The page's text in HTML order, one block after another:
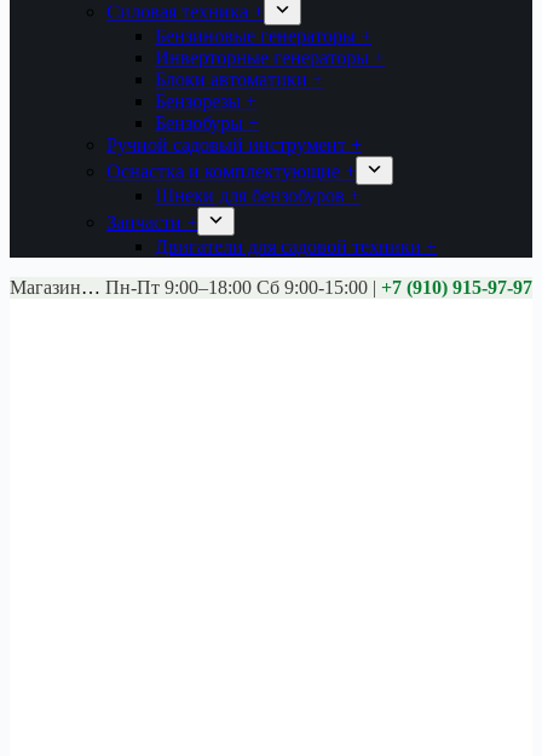
Силовая техника +
Бензиновые генераторы +
Инверторные генераторы +
Блоки автоматики +
Бензорезы +
Бензобуры +
Ручной садовый инструмент +
Оснастка и комплектующие +
Шнеки для бензобуров +
Запчасти +
Двигатели для садовой техники +
Магазины: Калуга ул. Московская д.113
Пн-Пт 9:00–18:00 Сб 9:00-15:00 | +7 (910) 915-97-97